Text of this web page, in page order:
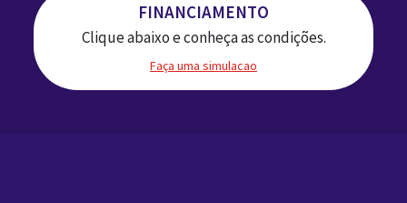
FINANCIAMENTO
Clique abaixo e conheça as condições.
Faça uma simulacao